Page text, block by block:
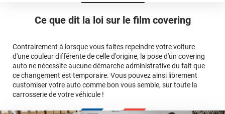
Ce que dit la loi sur le film covering
Contrairement à lorsque vous faites repeindre votre voiture
d'une couleur différente de celle d'origine, la pose d'un covering
auto ne nécessite aucune démarche administrative du fait que
ce changement est temporaire. Vous pouvez ainsi librement
customiser votre auto comme bon vous semble, sur toute la
carrosserie de votre véhicule !
avant jusqu'au bas du parechoc arrière, en passant par le
Multipliez ce résultat par 3.
conseillers
commerciaux
pose
Le covering protège la peinture d'origine, pour la garder en
Le covering peut s'enlever à tout moment
Le covering revient moins cher
covering 3D
calculateur